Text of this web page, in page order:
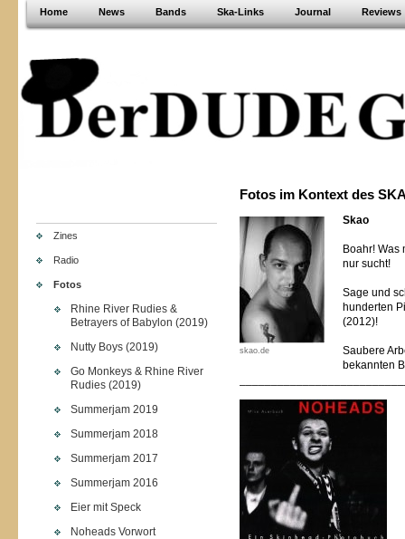
Home News Bands Ska-Links Journal Reviews
Zines
Radio
Fotos
Rhine River Rudies &
Betrayers of Babylon (2019)
Nutty Boys (2019)
Go Monkeys & Rhine River
Rudies (2019)
Summerjam 2019
Summerjam 2018
Summerjam 2017
Summerjam 2016
Eier mit Speck
Noheads Vorwort
Fotos im Kontext des
skao.de
Skao
Boahr! Was
nur sucht!
Sage und
hunderten
(2012)!
Saubere
bekannten